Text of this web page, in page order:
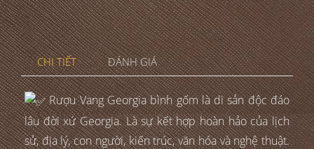
CHI TIẾT ĐÁNH GIÁ
Rượu Vang Georgia bình gốm là di sản độc đáo
lâu đời xứ Georgia. Là sự kết hợp hoàn hảo của lịch
sử, địa lý, con người, kiến trúc, văn hóa và nghệ thuật.